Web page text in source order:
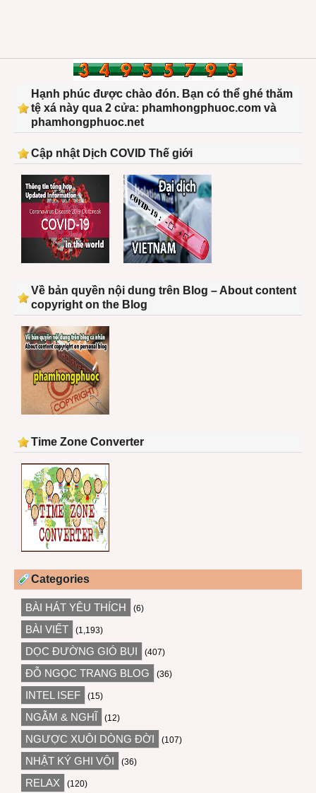
Hạnh phúc được chào đón. Bạn có thể ghé thăm
tệ xá này qua 2 cửa: phamhongphuoc.com và
phamhongphuoc.net
Cập nhật Dịch COVID Thế giới
Về bản quyền nội dung trên Blog – About content
copyright on the Blog
Time Zone Converter
Categories
BÀI HÁT YÊU THÍCH (6)
BÀI VIẾT (1,193)
DỌC ĐƯỜNG GIÓ BỤI (407)
ĐỖ NGỌC TRANG BLOG (36)
INTEL ISEF (15)
NGẪM & NGHĨ (12)
NGƯỢC XUÔI DÒNG ĐỜI (107)
NHẬT KÝ GHI VỘI (36)
RELAX (120)